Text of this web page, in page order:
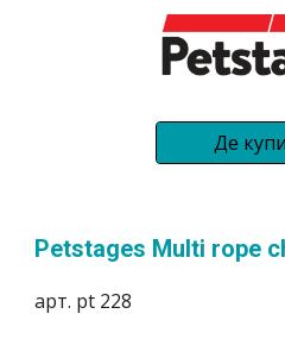
Де
Petstages Multi rope
арт. pt 228